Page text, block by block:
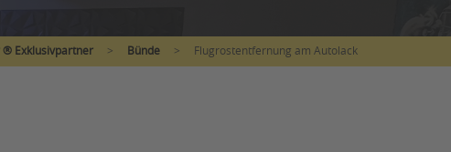
® Exklusivpartner > Bünde > Flugrostentfernung am Autolack